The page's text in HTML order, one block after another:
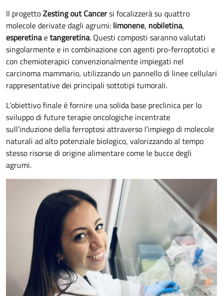
Il progettoZesting out Cancersi focalizzerà su quattro
molecole derivate dagli agrumi: limonene, nobiletina,
esperetinaetangeretina. Questi composti saranno valutati
singolarmente e in combinazione con agenti pro-ferroptotici e
con chemioterapici convenzionalmente impiegati nel
carcinoma mammario, utilizzando un pannello di linee cellulari
rappresentative dei principali sottotipi tumorali.
L’obiettivo finale è fornire una solida base preclinica per lo
sviluppo di future terapie oncologiche incentrate
sull’induzione della ferroptosi attraverso l’impiego di molecole
naturali ad alto potenziale biologico, valorizzando al tempo
stesso risorse di origine alimentare come le bucce degli
agrumi.